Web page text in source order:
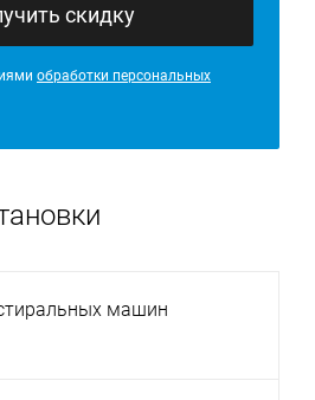
скидку
обработки персональных
машин